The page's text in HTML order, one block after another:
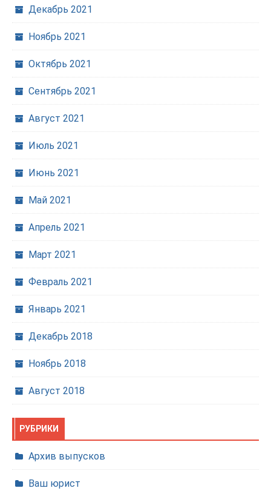
Декабрь 2021
Ноябрь 2021
Октябрь 2021
Сентябрь 2021
Август 2021
Июль 2021
Июнь 2021
Май 2021
Апрель 2021
Март 2021
Февраль 2021
Январь 2021
Декабрь 2018
Ноябрь 2018
Август 2018
РУБРИКИ
Архив выпусков
Ваш юрист